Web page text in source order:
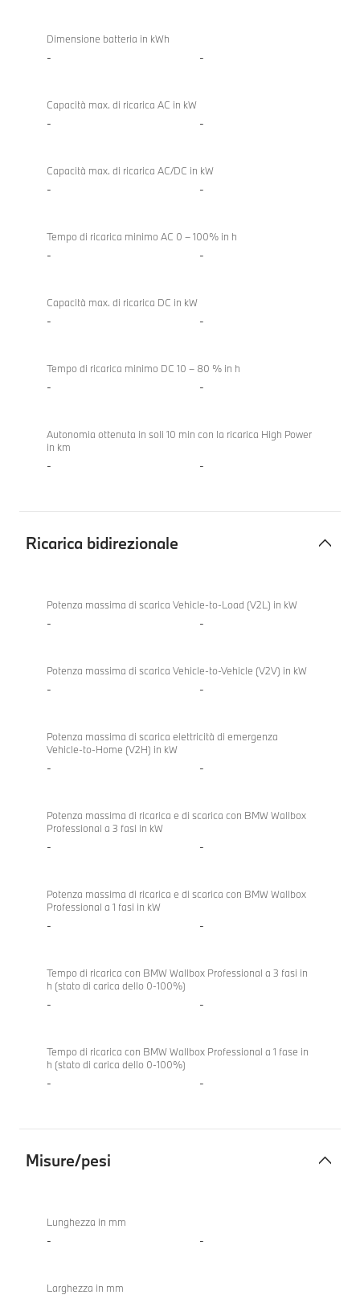
Volt,
ricarica
X5 40
xDrive
Dimensione batteria in kWh
- -
Capacità max. di ricarica AC in kW
- -
Capacità max. di ricarica AC/DC in kW
- -
Tempo di ricarica minimo AC 0 – 100% in h
- -
Capacità max. di ricarica DC in kW
- -
Tempo di ricarica minimo DC 10 – 80 % in h
- -
Autonomia ottenuta in soli 10 min con la ricarica High Power
in km
- -
Ricarica bidirezionale
bidirezionale
X5 40
xDrive
Potenza massima di scarica Vehicle-to-Load (V2L) in kW
- -
Potenza massima di scarica Vehicle-to-Vehicle (V2V) in kW
- -
Potenza massima di scarica elettricità di emergenza
Vehicle-to-Home (V2H) in kW
- -
Potenza massima di ricarica e di scarica con BMW Wallbox
Professional a 3 fasi in kW
- -
Potenza massima di ricarica e di scarica con BMW Wallbox
Professional a 1 fasi in kW
- -
Tempo di ricarica con BMW Wallbox Professional a 3 fasi in
h (stato di carica dello 0-100%)
- -
Tempo di ricarica con BMW Wallbox Professional a 1 fase in
h (stato di carica dello 0-100%)
- -
Misure/pesi
X5 40
xDrive
Lunghezza in mm
- -
Larghezza in mm